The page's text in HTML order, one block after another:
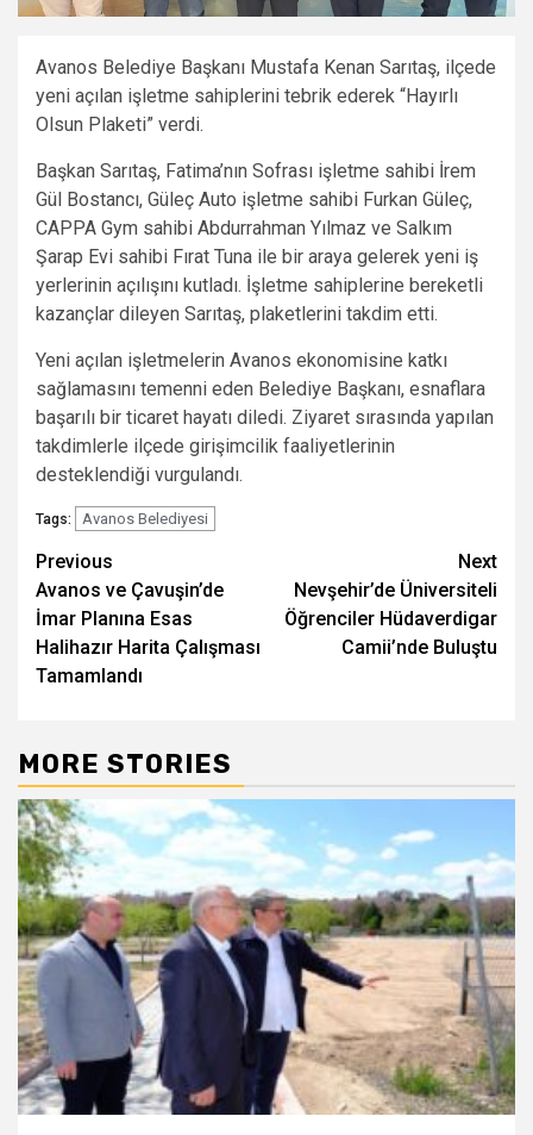
Avanos Belediye Başkanı Mustafa Kenan Sarıtaş, ilçede
yeni açılan işletme sahiplerini tebrik ederek “Hayırlı
Olsun Plaketi” verdi.
Başkan Sarıtaş, Fatima’nın Sofrası işletme sahibi İrem
Gül Bostancı, Güleç Auto işletme sahibi Furkan Güleç,
CAPPA Gym sahibi Abdurrahman Yılmaz ve Salkım
Şarap Evi sahibi Fırat Tuna ile bir araya gelerek yeni iş
yerlerinin açılışını kutladı. İşletme sahiplerine bereketli
kazançlar dileyen Sarıtaş, plaketlerini takdim etti.
Yeni açılan işletmelerin Avanos ekonomisine katkı
sağlamasını temenni eden Belediye Başkanı, esnaflara
başarılı bir ticaret hayatı diledi. Ziyaret sırasında yapılan
takdimlerle ilçede girişimcilik faaliyetlerinin
desteklendiği vurgulandı.
Tags: Avanos Belediyesi
Post
navigation
Previous
Avanos ve Çavuşin’de
İmar Planına Esas
Halihazır Harita Çalışması
Tamamlandı
Next
Nevşehir’de Üniversiteli
Öğrenciler Hüdaverdigar
Camii’nde Buluştu
MORE STORIES